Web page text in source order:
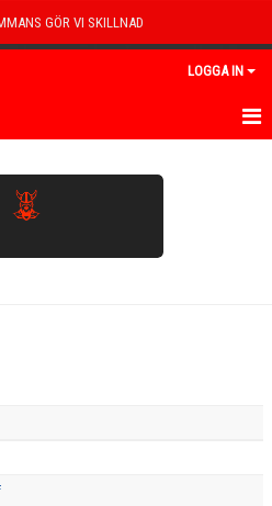
GÖR VI SKILLNAD
LOGGA IN